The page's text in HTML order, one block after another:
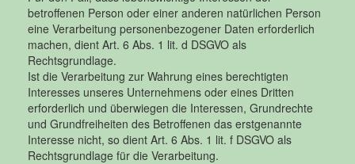
betroffenen Person oder einer anderen natürlichen Person
eine Verarbeitung personenbezogener Daten erforderlich
machen, dient Art. 6 Abs. 1 lit. d DSGVO als
Rechtsgrundlage.
Ist die Verarbeitung zur Wahrung eines berechtigten
Interesses unseres Unternehmens oder eines Dritten
erforderlich und überwiegen die Interessen, Grundrechte
und Grundfreiheiten des Betroffenen das erstgenannte
Interesse nicht, so dient Art. 6 Abs. 1 lit. f DSGVO als
Rechtsgrundlage für die Verarbeitung.